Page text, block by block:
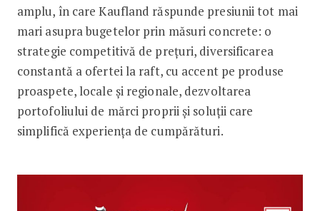
amplu, în care Kaufland răspunde presiunii tot mai
mari asupra bugetelor prin măsuri concrete: o
strategie competitivă de prețuri, diversificarea
constantă a ofertei la raft, cu accent pe produse
proaspete, locale și regionale, dezvoltarea
portofoliului de mărci proprii și soluții care
simplifică experiența de cumpărături.